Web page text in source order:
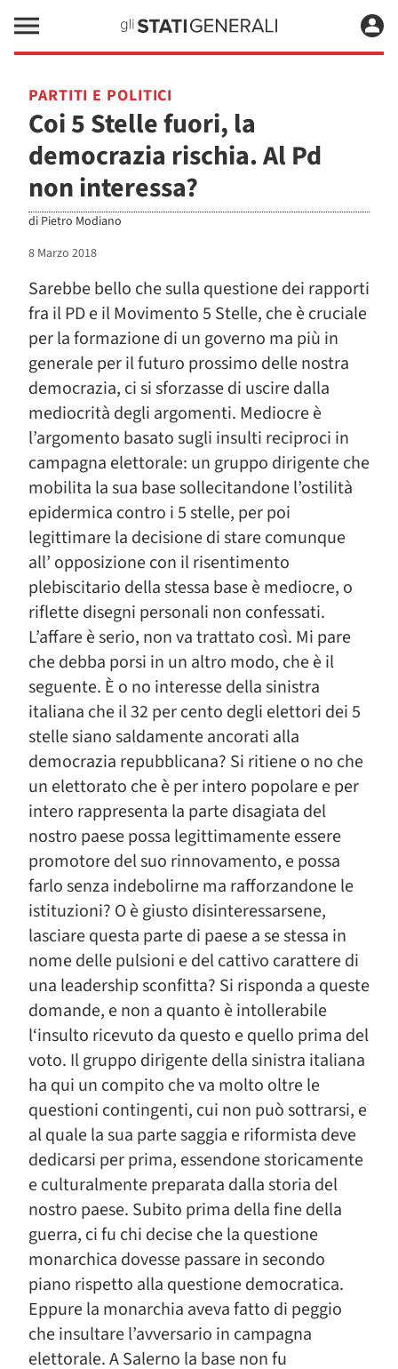
PARTITI E POLITICI
Coi 5 Stelle fuori, la
democrazia rischia. Al Pd
non interessa?
di Pietro Modiano
8 Marzo 2018
Sarebbe bello che sulla questione dei rapporti
fra il PD e il Movimento 5 Stelle, che è cruciale
per la formazione di un governo ma più in
generale per il futuro prossimo delle nostra
democrazia, ci si sforzasse di uscire dalla
mediocrità degli argomenti. Mediocre è
l’argomento basato sugli insulti reciproci in
campagna elettorale: un gruppo dirigente che
mobilita la sua base sollecitandone l’ostilità
epidermica contro i 5 stelle, per poi
legittimare la decisione di stare comunque
all’ opposizione con il risentimento
plebiscitario della stessa base è mediocre, o
riflette disegni personali non confessati.
L’affare è serio, non va trattato così. Mi pare
che debba porsi in un altro modo, che è il
seguente. È o no interesse della sinistra
italiana che il 32 per cento degli elettori dei 5
stelle siano saldamente ancorati alla
democrazia repubblicana? Si ritiene o no che
un elettorato che è per intero popolare e per
intero rappresenta la parte disagiata del
nostro paese possa legittimamente essere
promotore del suo rinnovamento, e possa
farlo senza indebolirne ma rafforzandone le
istituzioni? O è giusto disinteressarsene,
lasciare questa parte di paese a se stessa in
nome delle pulsioni e del cattivo carattere di
una leadership sconfitta? Si risponda a queste
domande, e non a quanto è intollerabile
l‘insulto ricevuto da questo e quello prima del
voto. Il gruppo dirigente della sinistra italiana
ha qui un compito che va molto oltre le
questioni contingenti, cui non può sottrarsi, e
al quale la sua parte saggia e riformista deve
dedicarsi per prima, essendone storicamente
e culturalmente preparata dalla storia del
nostro paese. Subito prima della fine della
guerra, ci fu chi decise che la questione
monarchica dovesse passare in secondo
piano rispetto alla questione democratica.
Eppure la monarchia aveva fatto di peggio
che insultare l’avversario in campagna
elettorale. A Salerno la base non fu